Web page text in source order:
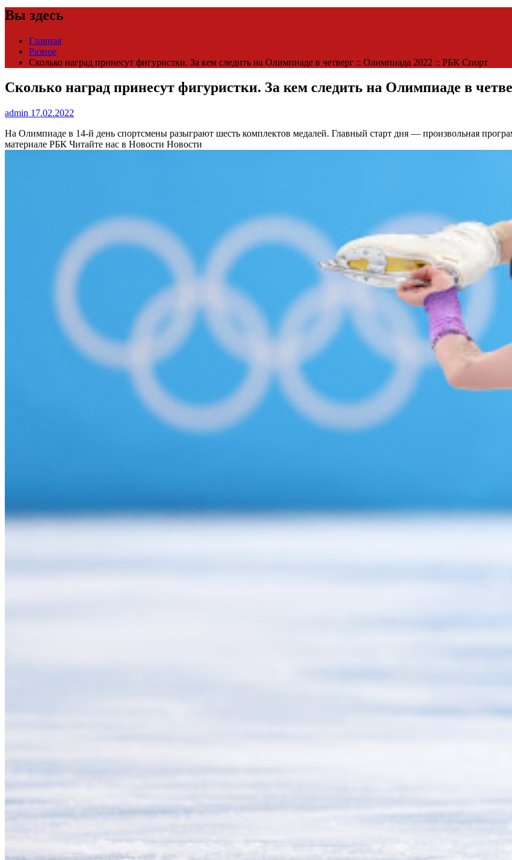
Вы здесь
Главная
Разное
Сколько наград принесут фигуристки. За кем следить на Олимпиаде в четверг :: Олимпиада 2022 :: РБК Спорт
Сколько наград принесут фигуристки. За кем следить на Олимпиаде в
admin 17.02.2022
На Олимпиаде в 14-й день спортсмены разыграют шесть комплектов медалей. Главный старт дня — произвольная
материале РБК Читайте нас в Новости Новости